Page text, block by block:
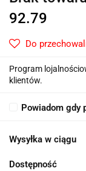
92.79
Do
Program
klientów.
Powiadom gdy
Wysyłka w ciągu
Dostępność